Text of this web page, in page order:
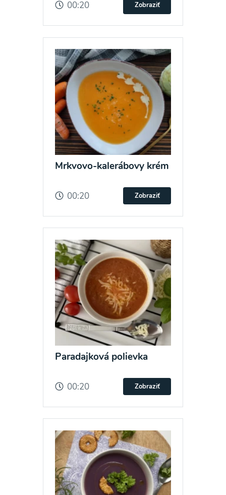
00:20 Zobraziť
Mrkvovo-kalerábovy krém
00:20 Zobraziť
Paradajková polievka
00:20 Zobraziť